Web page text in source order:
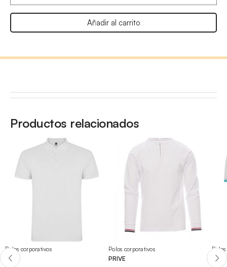
Añadir al carrito
Productos relacionados
Polos corporativos
STAR
Polos corporativos
PRIVE